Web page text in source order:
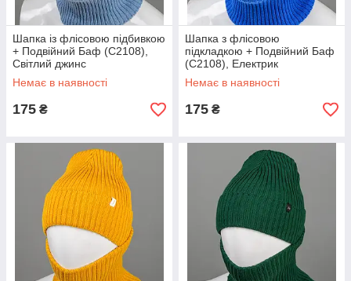
Шапка із флісовою підбивкою
+ Подвійний Баф (С2108),
Світлий джинс
Немає в наявності
175 ₴
Шапка з флісовою
підкладкою + Подвійний Баф
(С2108), Електрик
Немає в наявності
175 ₴